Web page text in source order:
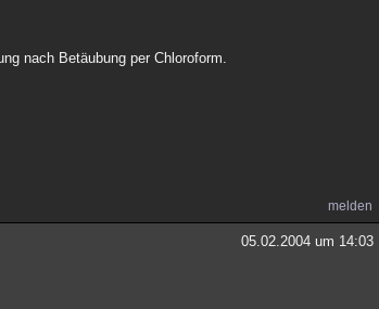
nach Betäubung per Chloroform.
melden
05.02.2004 um 14:03